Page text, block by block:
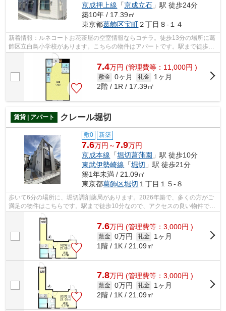
京成押上線 「京成立石 」駅 徒歩24分
築10年 / 17.39㎡
東京都葛飾区宝町２丁目８-１４
新着情報：ルネコートお花茶屋の空室情報ならコチラ。徒歩13分の場所に葛
飾区立白鳥小学校があります。こちらの物件はアパートです。駅まで徒歩4
分の立地が魅力的な、利便性の高い物件...
7.4万円 (管理費等：11,000円 )
敷金 0ヶ月 礼金
1ヶ月
2階 / 1R / 17.39㎡
賃貸 | アパート クレール堀切
敷0 新築
7.6万円～7.9万円
京成本線 「堀切菖蒲園 」駅 徒歩10分
東武伊勢崎線 「堀切 」駅 徒歩21分
築1年未満 / 21.09㎡
東京都葛飾区堀切 １丁目１５-８
歩いて6分の場所に、堀切調剤薬局があります。2026年築で、多くの方がご
満足の物件はこちらです。駅まで徒歩10分なので、アクセスの良い物件で
す。クレジットカードで初期費用がお支払...
7.6万円 (管理費等：3,000円 )
敷金 0万円 礼金
1ヶ月
1階 / 1K / 21.09㎡
7.8万円 (管理費等：3,000円 )
敷金 0万円 礼金
1ヶ月
2階 / 1K / 21.09㎡